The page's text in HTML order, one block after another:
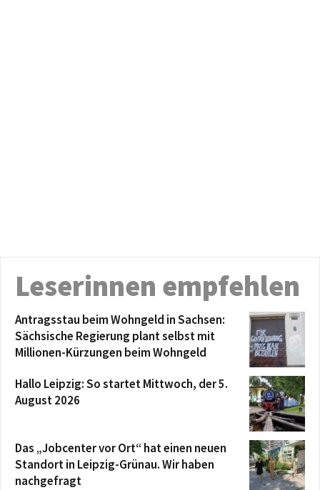
Leserinnen empfehlen
Antragsstau beim Wohngeld in Sachsen:
Sächsische Regierung plant selbst mit
Millionen-Kürzungen beim Wohngeld
Hallo Leipzig: So startet Mittwoch, der 5.
August 2026
Das „Jobcenter vor Ort“ hat einen neuen
Standort in Leipzig-Grünau. Wir haben
nachgefragt